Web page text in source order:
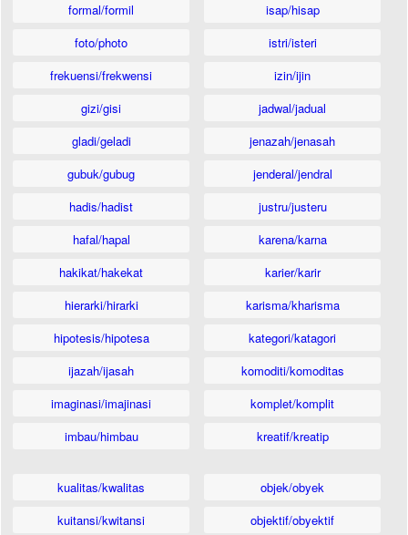
formal/formil
foto/photo
frekuensi/frekwensi
gizi/gisi
gladi/geladi
gubuk/gubug
hadis/hadist
hafal/hapal
hakikat/hakekat
hierarki/hirarki
hipotesis/hipotesa
ijazah/ijasah
imaginasi/imajinasi
imbau/himbau
isap/hisap
istri/isteri
izin/ijin
jadwal/jadual
jenazah/jenasah
jenderal/jendral
justru/justeru
karena/karna
karier/karir
karisma/kharisma
kategori/katagori
komoditi/komoditas
komplet/komplit
kreatif/kreatip
kualitas/kwalitas
kuitansi/kwitansi
objek/obyek
objektif/obyektif